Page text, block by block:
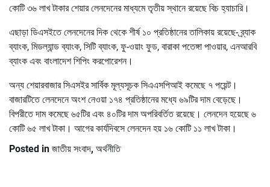
কোটি ৩৬ লাখ টাকার শেয়ার লেনদেনের মাধ্যমে তৃতীয় স্থানে রয়েছে বিচ হ্যাচারি।
এছাড়া ডিএসইতে লেনদেনের দিক থেকে শীর্ষ ১০ প্রতিষ্ঠানের তালিকায় রয়েছে- ব্র্যাক
ব্যাংক, মিডল্যান্ড ব্যাংক, সিটি ব্যাংক, ফু-ওয়াং ফুড, বারাকা পতেঙ্গা পাওয়ার, এনআরবি
ব্যাংক এবং বাংলাদেশ শিপিং করপোরেশন।
অন্য শেয়ারবাজার সিএসইর সার্বিক মূল্যসূচক সিএএসপিআই কমেছে ৭ পয়েন্ট।
বাজারটিতে লেনদেনে অংশ নেওয়া ১৭৪ প্রতিষ্ঠানের মধ্যে ৬৯টির দাম বেড়েছে।
বিপরীতে দাম কমেছে ৬৫টির এবং ৪০টির দাম অপরিবর্তিত রয়েছে। লেনদেন হয়েছে ৬
কোটি ৬৫ লাখ টাকা। আগের কার্যদিবসে লেনদেন হয় ১৬ কোটি ১১ লাখ টাকা।
Posted in জাতীয় সংবাদ, অর্থনীতি